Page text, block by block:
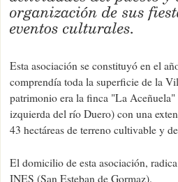
Esta asociación se constituyó en el
comprendía toda la superficie de la
patrimonio era la finca "La Aceñuela"
izquierda del río Duero) con una
43 hectáreas de terreno cultivable y
El domicilio de esta asociación,
INES (San Esteban de Gormaz).